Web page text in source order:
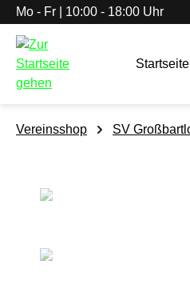
Zur
Mo - Fr | 10:00 - 18:00 Uhr
Startseite
Vereinsshop SV